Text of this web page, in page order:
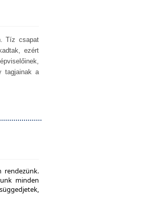
Tíz csapat
ezért
tagjainak a
rendezünk.
minden